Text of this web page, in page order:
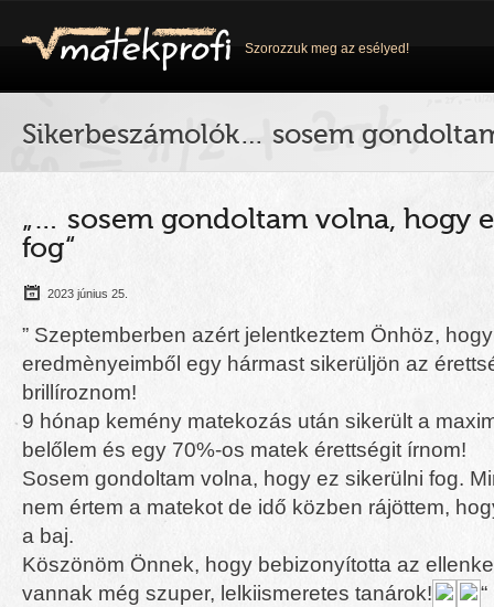
Szorozzuk meg az esélyed!
Sikerbeszámolók… sosem
„… sosem gondoltam volna, hogy
fog“
2023 június 25.
” Szeptemberben azért jelentkeztem Önhöz,
eredmènyeimből egy hármast sikerüljön az
brillíroznom!
9 hónap kemény matekozás után sikerült a
belőlem és egy 70%-os matek érettségit írnom!
Sosem gondoltam volna, hogy ez sikerülni fog.
nem értem a matekot de idő közben rájöttem,
a baj.
Köszönöm Önnek, hogy bebizonyította az
vannak még szuper, lelkiismeretes tanárok!
“